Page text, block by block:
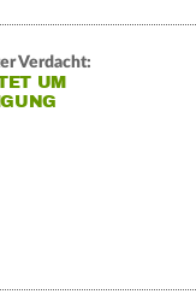
Verdacht:
UM E